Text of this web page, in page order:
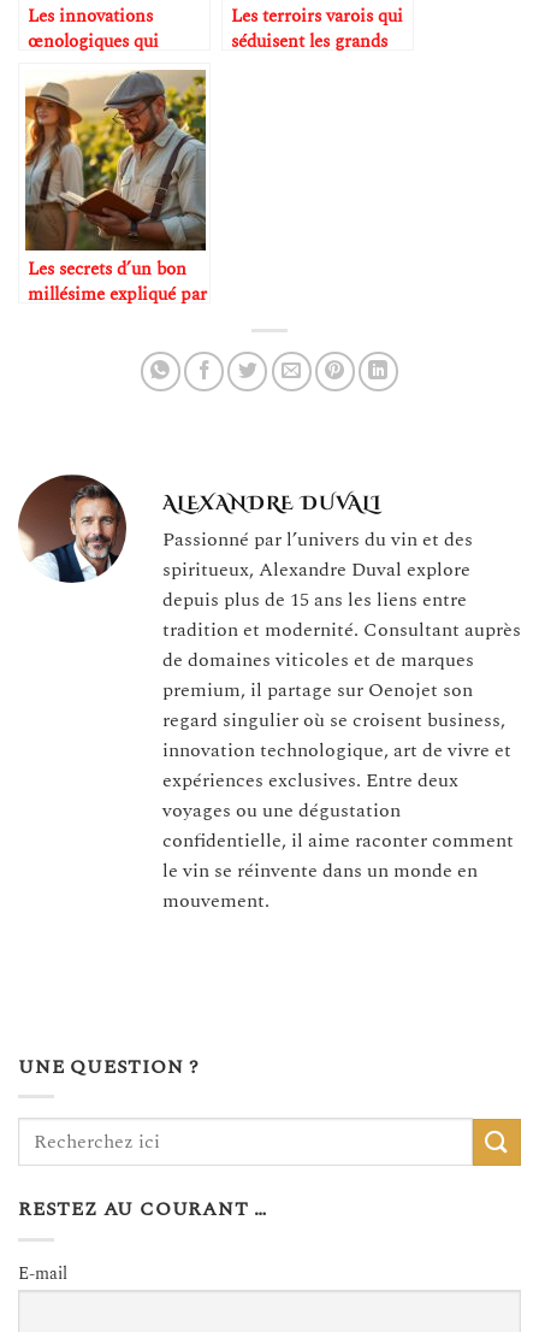
Les innovations
œnologiques qui
transforment le
vignoble
Les terroirs varois qui
séduisent les grands
Les secrets d’un bon
millésime expliqué par
ALEXANDRE DUVALI
Passionné par l’univers du vin et des
spiritueux, Alexandre Duval explore
depuis plus de 15 ans les liens entre
tradition et modernité. Consultant auprès
de domaines viticoles et de marques
premium, il partage sur Oenojet son
regard singulier où se croisent business,
innovation technologique, art de vivre et
expériences exclusives. Entre deux
voyages ou une dégustation
confidentielle, il aime raconter comment
le vin se réinvente dans un monde en
mouvement.
UNE QUESTION ?
RESTEZ AU COURANT …
E-mail